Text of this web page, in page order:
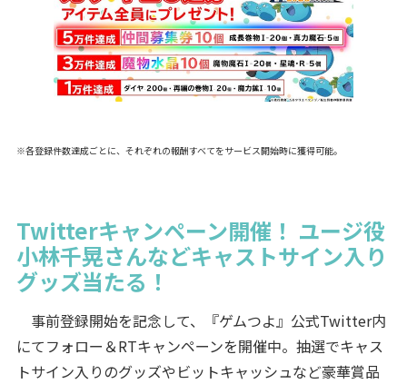
※各登録件数達成ごとに、それぞれの報酬すべてをサービス開始時に獲得可能。
Twitterキャンペーン開催！ ユージ役
小林千晃さんなどキャストサイン入り
グッズ当たる！
事前登録開始を記念して、『ゲムつよ』公式Twitter内
にてフォロー＆RTキャンペーンを開催中。抽選でキャス
トサイン入りのグッズやビットキャッシュなど豪華賞品